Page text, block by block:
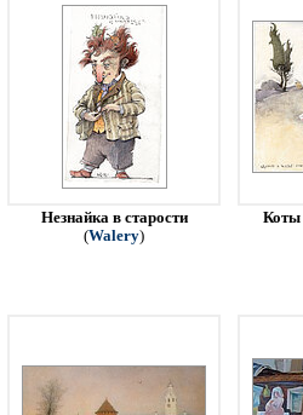
Незнайка в старости
(Walery)
Коты